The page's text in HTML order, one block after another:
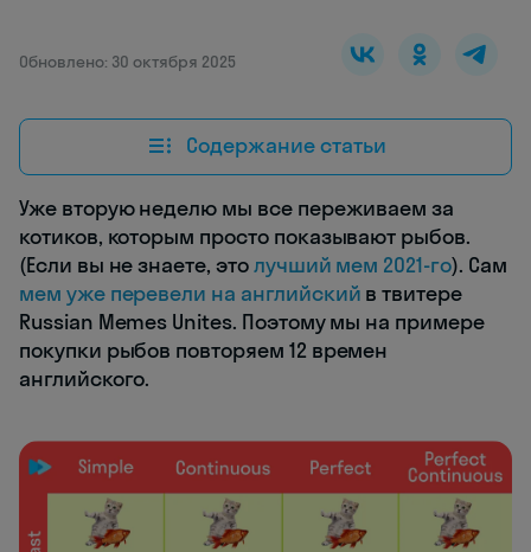
Обновлено: 30 октября 2025
Содержание статьи
Уже вторую неделю мы все переживаем за
котиков, которым просто показывают рыбов.
(Если вы не знаете, этолучший мем 2021-го). Сам
мем уже перевели на английский в твитере
Russian Memes Unites. Поэтому мы на примере
покупки рыбов повторяем 12 времен
английского.